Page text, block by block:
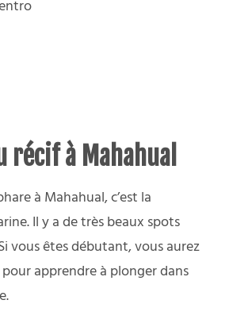
récif à Mahahual
à Mahahual, c’est la
Il y a de très beaux spots
vous êtes débutant, vous aurez
apprendre à plonger dans